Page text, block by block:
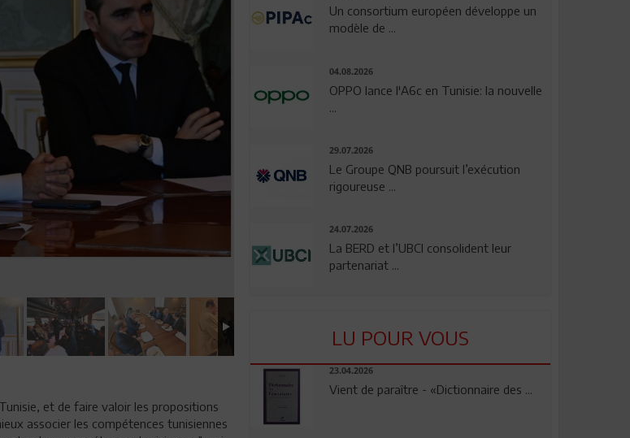
et de faire valoir les propositions
associer les compétences tunisiennes
Un consortium européen développe un
modèle de ...
04.08.2026
OPPO lance l'A6c en Tunisie: la nouvelle
29.07.2026
Le Groupe QNB poursuit l’exécution
rigoureuse ...
24.07.2026
La BERD et l’UBCI consolident leur
partenariat ...
LU POUR VOUS
23.04.2026
Vient de paraître - «Dictionnaire des ...